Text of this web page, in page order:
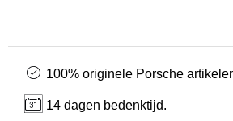
100% originele Porsche
14 dagen bedenktijd.